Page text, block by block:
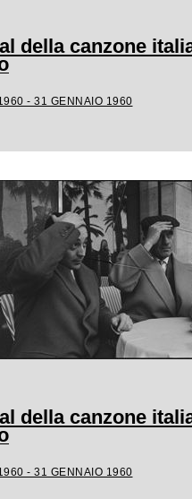
della canzone
- 31 GENNAIO 1960
della canzone
- 31 GENNAIO 1960